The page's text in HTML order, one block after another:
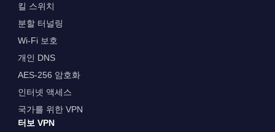
킬 스위치
분할 터널링
Wi-Fi 보호
개인 DNS
AES-256 암호화
인터넷 액세스
국가를 위한 VPN
터보 VPN